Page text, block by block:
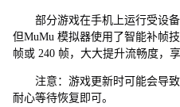
部分游戏在手机上运行受设备
但MuMu 模拟器使用了智能补帧
帧或 240 帧，大大提升流畅度，
注意：游戏更新时可能会导致
耐心等待恢复即可。